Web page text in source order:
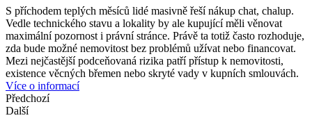
S příchodem teplých měsíců lidé masivně řeší nákup chat, chalup.
Vedle technického stavu a lokality by ale kupující měli věnovat
maximální pozornost i právní stránce. Právě ta totiž často rozhoduje,
zda bude možné nemovitost bez problémů užívat nebo financovat.
Mezi nejčastější podceňovaná rizika patří přístup k nemovitosti,
existence věcných břemen nebo skryté vady v kupních smlouvách.
Více o informací
Předchozí
Další